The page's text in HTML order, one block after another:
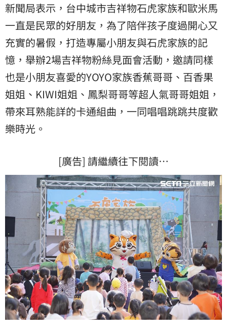
新聞局表示，台中城市吉祥物石虎家族和歐米馬
一直是民眾的好朋友，為了陪伴孩子度過開心又
充實的暑假，打造專屬小朋友與石虎家族的記
憶，舉辦2場吉祥物粉絲見面會活動，邀請同樣
也是小朋友喜愛的YOYO家族香蕉哥哥、百香果
姐姐、KIWI姐姐、鳳梨哥哥等超人氣哥哥姐姐，
帶來耳熟能詳的卡通組曲，一同唱唱跳跳共度歡
樂時光。
[廣告] 請繼續往下閱讀…